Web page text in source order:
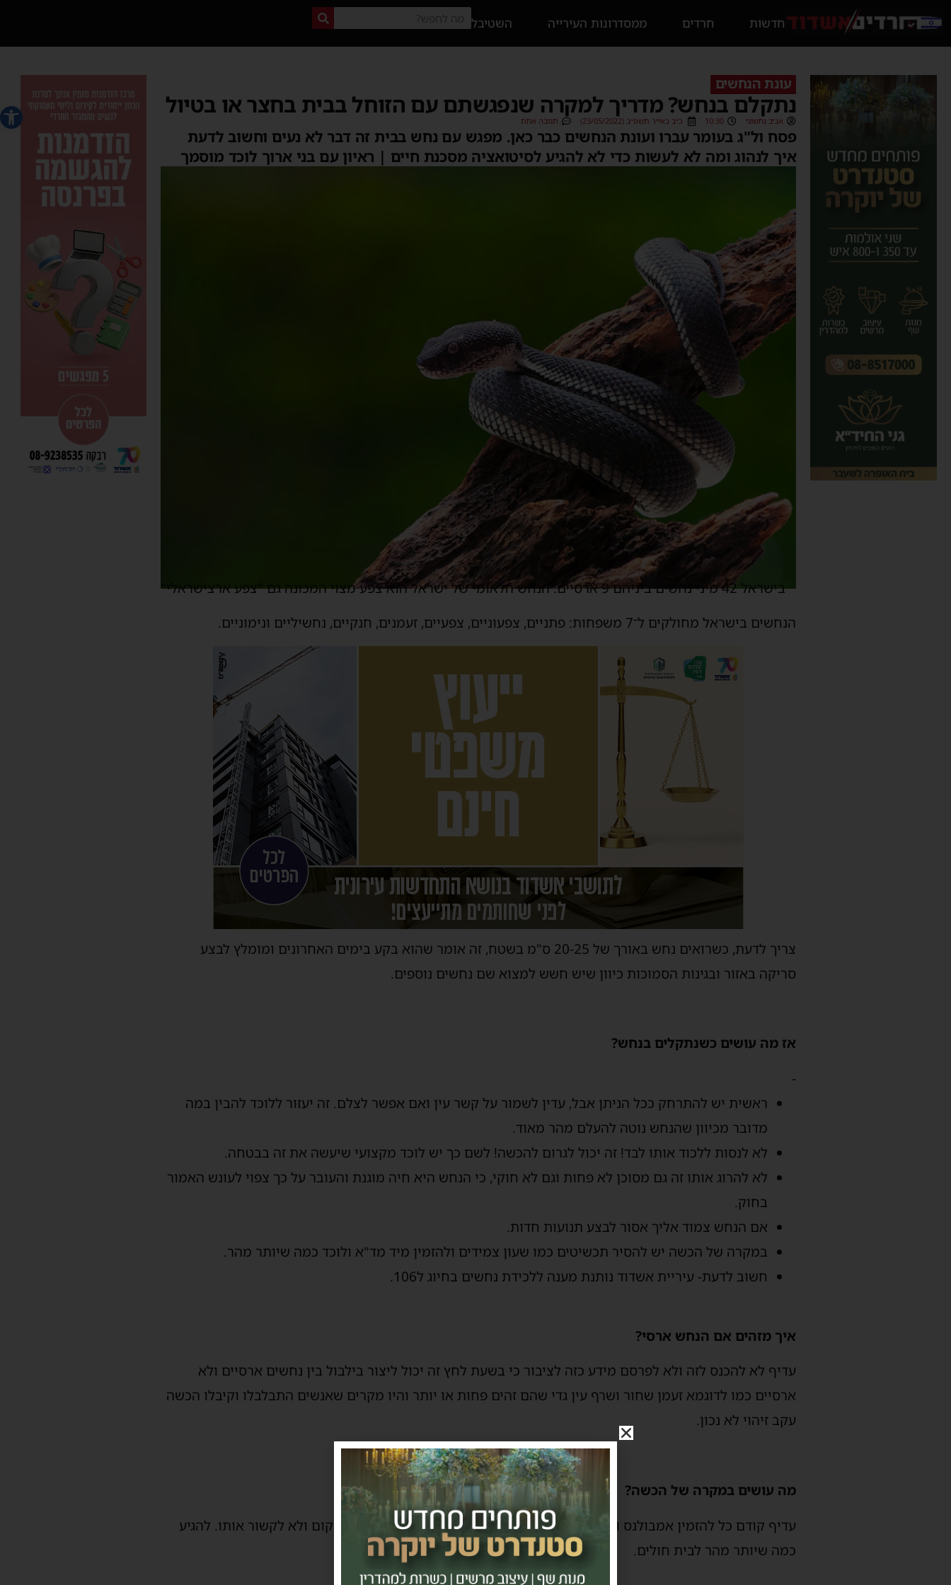
פתח
חדשות חרדים ממסדרונות העירייה השטיבל
עונת הנחשים
נתקלם בנחש? מדריך למקרה שנפגשתם עם הזוחל בבית בחצר או בטיול
אביב נחשוני 10:30 כ״ב באייר תשפ״ב (23/05/2022) תגובה אחת
פסח ול"ג בעומר עברו ועונת הנחשים כבר כאן. מפגש עם נחש בבית זה דבר לא נעים וחשוב לדעת
איך לנהוג ומה לא לעשות כדי לא להגיע לסיטואציה מסכנת חיים | ראיון עם בני ארוך לוכד מוסמך
בישראל 42 מיני נחשים ביניהם 9 ארסיים. הנחש הלאומי של ישראל הוא צפע מצוי המכונה גם "צפע ארצישראלי"
הנחשים בישראל מחולקים ל־7 משפחות: פתניים, צפעוניים, צפעיים, זעמנים, חנקיים, נחשיליים ונימוניים.
צריך לדעת, כשרואים נחש באורך של 20-25 ס"מ בשטח, זה אומר שהוא בקע בימים האחרונים ומומלץ לבצע
סריקה באזור ובגינות הסמוכות כיוון שיש חשש למצוא שם נחשים נוספים.
אז מה עושים כשנתקלים בנחש?
-
ראשית יש להתרחק ככל הניתן אבל, עדין לשמור על קשר עין ואם אפשר לצלם. זה יעזור ללוכד להבין במה
מדובר מכיוון שהנחש נוטה להעלם מהר מאוד.
לא לנסות ללכוד אותו לבד! זה יכול לגרום להכשה! לשם כך יש לוכד מקצועי שיעשה את זה בבטחה.
לא להרוג אותו זה גם מסוכן לא פחות וגם לא חוקי, כי הנחש היא חיה מוגנת והעובר על כך צפוי לעונש האמור
בחוק.
אם הנחש צמוד אליך אסור לבצע תנועות חדות.
במקרה של הכשה יש להסיר תכשיטים כמו שעון צמידים ולהזמין מיד מד"א ולוכד כמה שיותר מהר.
חשוב לדעת- עיריית אשדוד נותנת מענה ללכידת נחשים בחיוג ל106.
איך מזהים אם הנחש ארסי?
עדיף לא להכנס לזה ולא לפרסם מידע כזה לציבור כי בשעת לחץ זה יכול ליצור בילבול בין נחשים ארסיים ולא
ארסיים כמו לדוגמא זעמן שחור ושרף עין גדי שהם זהים פחות או יותר והיו מקרים שאנשים התבלבלו וקיבלו הכשה
עקב זיהוי לא נכון.
מה עושים במקרה של הכשה?
עדיף קודם כל להזמין אמבולנס ולנוח. לא לרוץ לא לחסום עורקים לא למצוץ את המקום ולא לקשור אותו. להגיע
כמה שיותר מהר לבית חולים.